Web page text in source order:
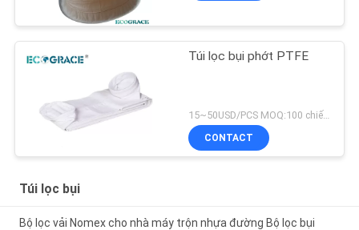
Túi lọc bụi phớt PTFE
15~50USD/PCS MOQ:100 chiếc túi lọc PTFE
CONTACT
Túi lọc bụi
Bộ lọc vải Nomex cho nhà máy trộn nhựa đường Bộ lọc bụi